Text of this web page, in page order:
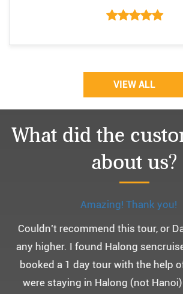
VIEW ALL
What did the
about us?
Monchery cruis, 즐거웠던 어머
어머니 환갑여행을 기념하여 하롱
루즈 여행을 다녀왔어요
부모님을 모시고 가는 여행인만큼
월말에 Darian Culbert를 통해서